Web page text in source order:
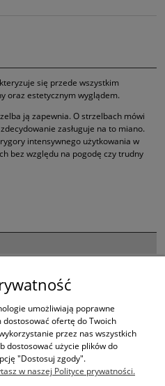
się przede wszystkim
oraz estetycznym wyglądem.
ją zapewnia. O strzelbach mówi
zasługuje na to miano.
intensywnego użytkowania w
bez względu na pogodę czy trudny
umożliwiają poprawne
ofertę do Twoich
przez nas wszystkich
dostosować użycie plików do
"Dostosuj zgody".
w naszej Polityce prywatności.